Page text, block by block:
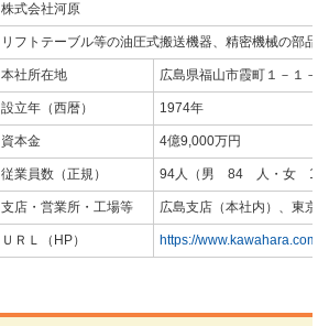
株式会社河原
リフトテーブル等の油圧式搬送機器、精密機械の部品
本社所在地 広島県福山市霞町１－１
設立年（西暦） 1974年
資本金 4億9,000万円
従業員数（正規） 94人（男 84 人・女
支店・営業所・工場等 広島支店（本社内）、東京
ＵＲＬ（HP） https://www.kawahara.com/